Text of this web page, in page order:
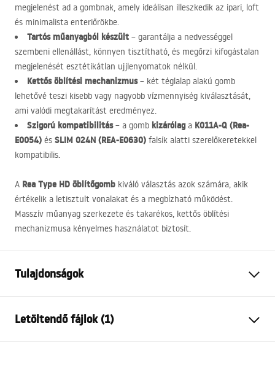
megjelenést ad a gombnak, amely ideálisan illeszkedik az ipari, loft
és minimalista enteriőrökbe.
Tartós műanyagból készült – garantálja a nedvességgel
szembeni ellenállást, könnyen tisztítható, és megőrzi kifogástalan
megjelenését esztétikátlan ujjlenyomatok nélkül.
Kettős öblítési mechanizmus– két téglalap alakú gomb
lehetővé teszi kisebb vagy nagyobb vízmennyiség kiválasztását,
ami valódi megtakarítást eredményez.
Szigorú kompatibilitás– a gomb kizárólaga K011A-Q (Rea-
E0054) és SLIM 024N (REA-E0630) falsík alatti szerelőkeretekkel
kompatibilis.
A Rea Type HD öblítőgomb kiváló választás azok számára, akik
értékelik a letisztult vonalakat és a megbízható működést.
Masszív műanyag szerkezete és takarékos, kettős öblítési
mechanizmusa kényelmes használatot biztosít.
Tulajdonságok
Anyag
Magasság
160mm
Letöltendő fájlok (1)